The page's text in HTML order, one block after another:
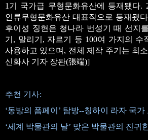
1기 국가급 무형문화유산에 등재됐다.
인류무형문화유산 대표작으로 등재됐
후이성 징현은 청나라 번성기 때 선지
기, 말리기, 자르기 등 100여 가지의 수
사용하고 있으며, 전체 제작 주기는 최
신화사 기자 장돤(張端)]
추천 기사:
‘동방의 폼페이’ 탐방--칭하이 라자 국
‘세계 박물관의 날’ 맞은 박물관의 진귀